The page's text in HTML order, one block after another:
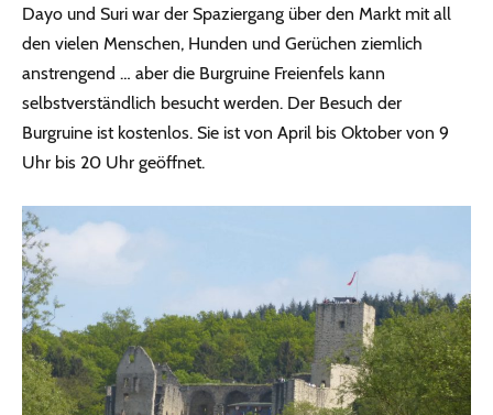
Dayo und Suri war der Spaziergang über den Markt mit all
den vielen Menschen, Hunden und Gerüchen ziemlich
anstrengend … aber die Burgruine Freienfels kann
selbstverständlich besucht werden. Der Besuch der
Burgruine ist kostenlos. Sie ist von April bis Oktober von 9
Uhr bis 20 Uhr geöffnet.